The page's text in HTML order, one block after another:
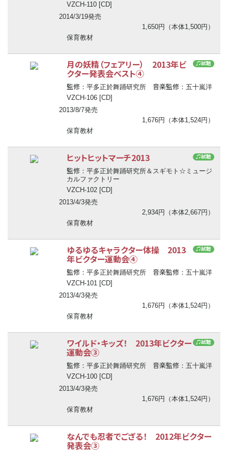
VZCH-110 [CD]
2014/3/19発売
1,650円（本体1,500円）
保育教材
♫試聴
月の妖精（フェアリー） 2013年ビ
クター発表会ベスト④
監修 ：平多正於舞踊研究所 音楽監修 ：五十嵐洋
VZCH-106 [CD]
2013/8/7発売
1,676円（本体1,524円）
保育教材
♫試聴
ヒットヒットマーチ2013
監修 ：平多正於舞踊研究所＆スギモト☆ミュージ
カルファクトリー
VZCH-102 [CD]
2013/4/3発売
2,934円（本体2,667円）
保育教材
♫試聴
ゆるゆるキャラクター体操 2013
年ビクター運動会④
監修 ：平多正於舞踊研究所 音楽監修 ：五十嵐洋
VZCH-101 [CD]
2013/4/3発売
1,676円（本体1,524円）
保育教材
♫試聴
ワイルド・キッズ！ 2013年ビクター
運動会③
監修 ：平多正於舞踊研究所 音楽監修 ：五十嵐洋
VZCH-100 [CD]
2013/4/3発売
1,676円（本体1,524円）
保育教材
なんでも忍者でござる！ 2012年ビクター
発表会③